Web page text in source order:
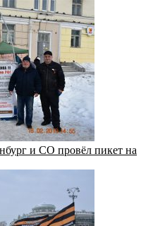
и СО провёл пикет на